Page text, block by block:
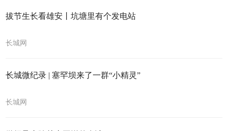
拔节生长看雄安丨坑塘里有个发电站
长城网
长城微纪录 | 塞罕坝来了一群“小精灵”
长城网